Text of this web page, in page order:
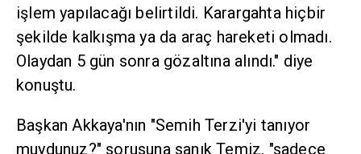
işlem yapılacağı belirtildi. Karargahta hiçbir
şekilde kalkışma ya da araç hareketi olmadı.
Olaydan 5 gün sonra gözaltına alındı." diye
konuştu.
Başkan Akkaya'nın "Semih Terzi'yi tanıyor
muydunuz?" sorusuna sanık Temiz, "sadece